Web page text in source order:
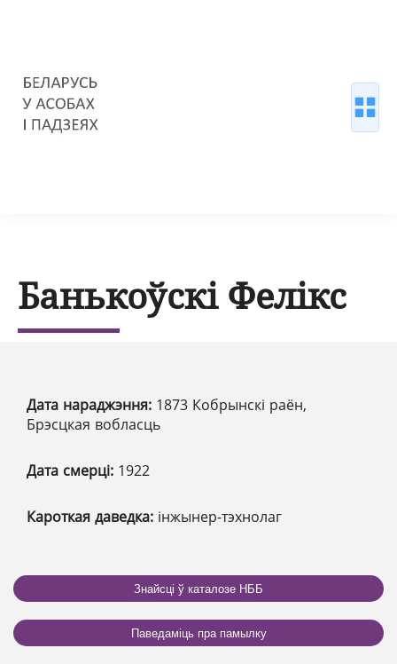
Банькоўскі Фелікс
Дата нараджэння: 1873 Кобрынскі раён,
Брэсцкая вобласць
Дата смерці: 1922
Кароткая даведка: інжынер-тэхнолаг
Знайсці ў каталозе НББ
Паведаміць пра памылку